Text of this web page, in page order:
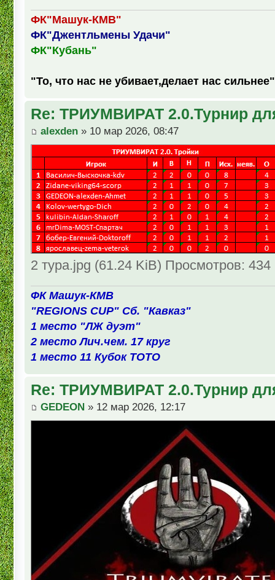
ФК"Машук-КМВ"
ФК"Джентльмены Удачи"
ФК"Кубань"
"То, что нас не убивает,делает нас сильнее"
Re: ТРИУМВИРАТ 2.0.Турнир
alexden » 10 мар 2026, 08:47
2 тура.jpg (61.24 KiB) Просмотров: 434
ФК Машук-КМВ
"REGIONS CUP" Сб. "Кавказ"
1 место "ЛЖ дуэт"
2 место Лич.чем. 17 круг
1 место 11 Кубок ТОТО
Re: ТРИУМВИРАТ 2.0.Турнир
GEDEON » 12 мар 2026, 12:17